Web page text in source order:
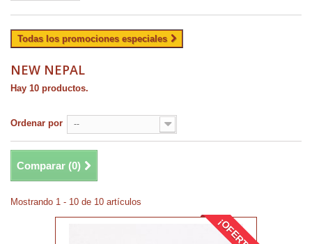
Todas los promociones especiales
NEW NEPAL
Hay 10 productos.
Ordenar por --
Comparar (0)
Mostrando 1 - 10 de 10 artículos